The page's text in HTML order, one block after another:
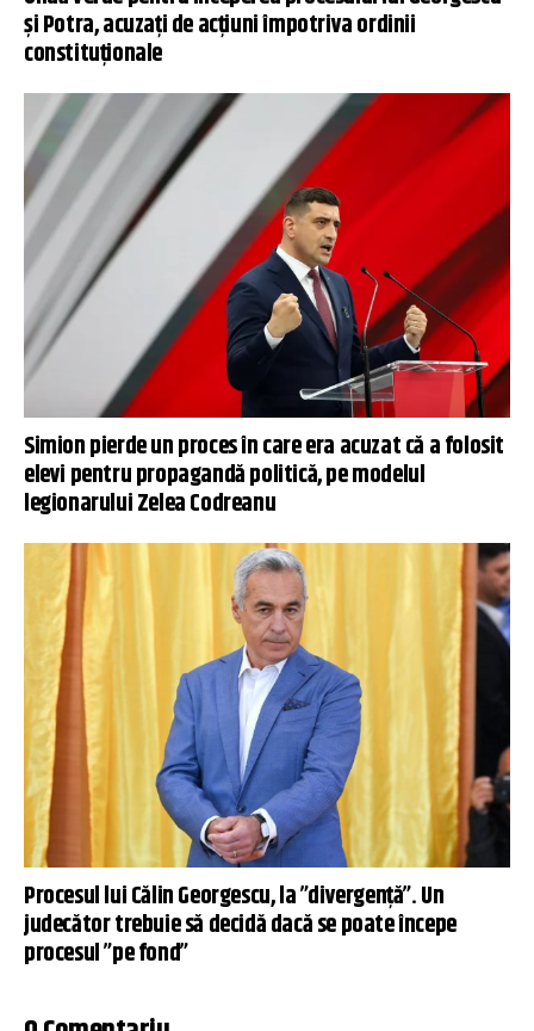
și Potra, acuzați de acţiuni împotriva ordinii
constituționale
Simion pierde un proces în care era acuzat că a folosit
elevi pentru propagandă politică, pe modelul
legionarului Zelea Codreanu
Procesul lui Călin Georgescu, la ”divergență”. Un
judecător trebuie să decidă dacă se poate începe
procesul ”pe fond”